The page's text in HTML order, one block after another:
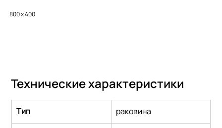
800 x 400
Технические характеристики
Тип раковина